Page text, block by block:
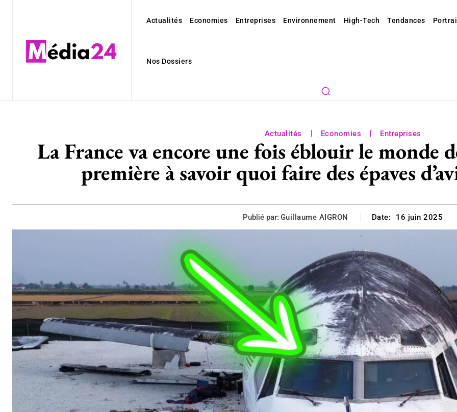
Actualités Economies Entreprises Environnement High-Tech Tendances
Nos Dossiers
Actualités Economies Entreprises
La France va encore une fois éblouir le monde
première à savoir quoi faire des épaves
Publié par: Guillaume AIGRON Date: 16 juin 2025